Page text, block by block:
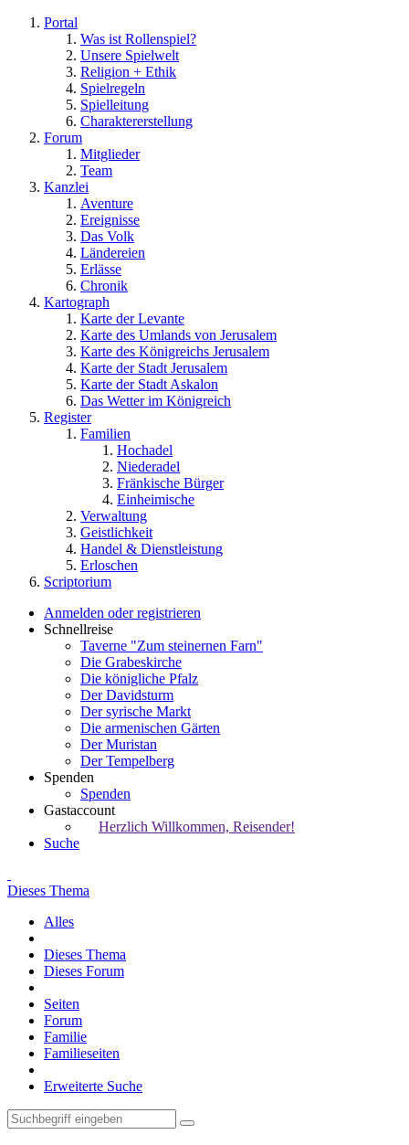
Portal
Was ist Rollenspiel?
Unsere Spielwelt
Religion + Ethik
Spielregeln
Spielleitung
Charaktererstellung
Forum
Mitglieder
Team
Kanzlei
Aventure
Ereignisse
Das Volk
Ländereien
Erlässe
Chronik
Kartograph
Karte der Levante
Karte des Umlands von Jerusalem
Karte des Königreichs Jerusalem
Karte der Stadt Jerusalem
Karte der Stadt Askalon
Das Wetter im Königreich
Register
Familien
Hochadel
Niederadel
Fränkische Bürger
Einheimische
Verwaltung
Geistlichkeit
Handel & Dienstleistung
Erloschen
Scriptorium
Anmelden oder registrieren
Schnellreise
Taverne "Zum steinernen Farn"
Die Grabeskirche
Die königliche Pfalz
Der Davidsturm
Der syrische Markt
Die armenischen Gärten
Der Muristan
Der Tempelberg
Spenden
Spenden
Gastaccount
Herzlich Willkommen, Reisender!
Suche
Dieses Thema
Alles
Dieses Thema
Dieses Forum
Seiten
Forum
Familie
Familieseiten
Erweiterte Suche